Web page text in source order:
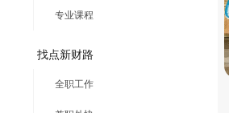
专业课程
找点新财路
全职工作